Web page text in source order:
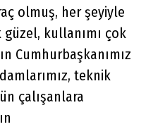
olmuş, her şeyiyle
kullanımı çok
Cumhurbaşkanımız
teknik
çalışanlara